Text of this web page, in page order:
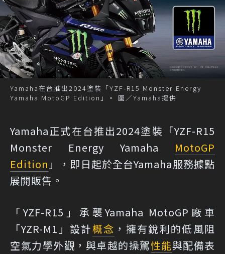
Yamaha在台推出2024塗裝「YZF-R15 Monster Energy
Yamaha MotoGP Edition」。 圖／Yamaha提供
Yamaha正式在台推出2024塗裝「YZF-R15
Monster Energy Yamaha MotoGP
Edition 」，即日起於全台Yamaha服務據點
展開販售。
「YZF-R15」承襲Yamaha MotoGP廠車
「YZR-M1」設計概念 ，擁有銳利的低風阻
空氣力學外觀，與卓越的操駕性能與配備表